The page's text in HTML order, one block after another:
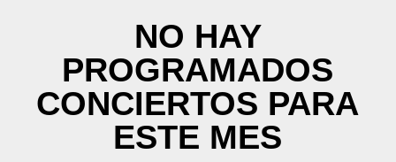
NO HAY
PROGRAMADOS
CONCIERTOS PARA
ESTE MES